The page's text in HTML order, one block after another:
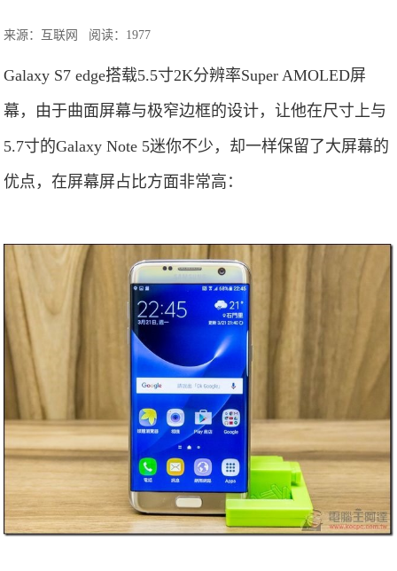
来源：互联网 阅读：1977
Galaxy S7 edge搭载5.5寸2K分辨率Super AMOLED屏
幕，由于曲面屏幕与极窄边框的设计，让他在尺寸上与
5.7寸的Galaxy Note 5迷你不少，却一样保留了大屏幕的
优点，在屏幕屏占比方面非常高：